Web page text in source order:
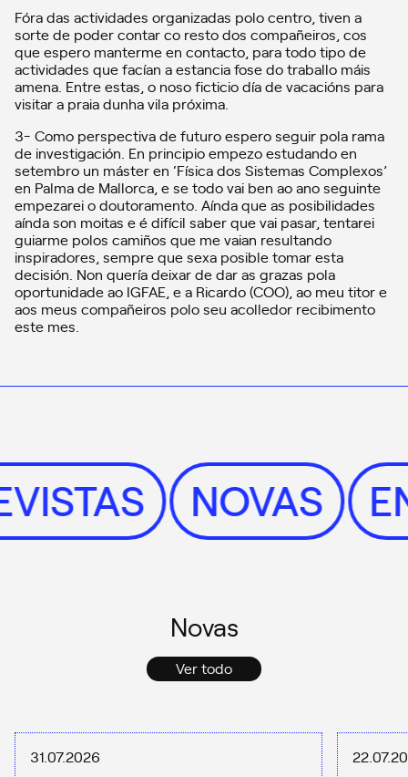
Fóra das actividades organizadas polo centro, tiven a
sorte de poder contar co resto dos compañeiros, cos
que espero manterme en contacto, para todo tipo de
actividades que facían a estancia fose do traballo máis
amena. Entre estas, o noso ficticio día de vacacións para
visitar a praia dunha vila próxima.
3- Como perspectiva de futuro espero seguir pola rama
de investigación. En principio empezo estudando en
setembro un máster en ‘Física dos Sistemas Complexos’
en Palma de Mallorca, e se todo vai ben ao ano seguinte
empezarei o doutoramento. Aínda que as posibilidades
aínda son moitas e é difícil saber que vai pasar, tentarei
guiarme polos camiños que me vaian resultando
inspiradores, sempre que sexa posible tomar esta
decisión. Non quería deixar de dar as grazas pola
oportunidade ao IGFAE, e a Ricardo (COO), ao meu titor e
aos meus compañeiros polo seu acolledor recibimento
este mes.
NOVAS
Novas
Ver todo
31.07.2026